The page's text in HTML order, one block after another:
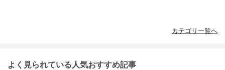
カテゴリ一覧へ
よく見られている人気おすすめ記事